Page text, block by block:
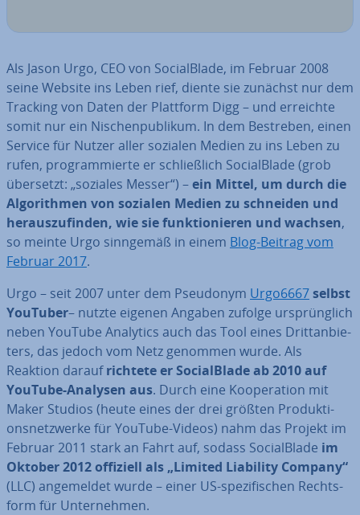
Als Jason Urgo, CEO von So­cial­Bla­de, im Februar 2008
seine Website ins Leben rief, diente sie zunächst nur dem
Tracking von Daten der Plattform Digg – und erreichte
somit nur ein Ni­schen­pu­bli­kum. In dem Bestreben, einen
Service für Nutzer aller sozialen Medien zu ins Leben zu
rufen, pro­gram­mier­te er schließ­lich So­cial­Bla­de (grob
übersetzt: „soziales Messer“) –ein Mittel, um durch die
Al­go­rith­men von sozialen Medien zu schneiden und
her­aus­zu­fin­den, wie sie funk­tio­nie­ren und wachsen,
so meinte Urgo sinngemäß in einem Blog-Beitrag vom
Februar 2017.
Urgo – seit 2007 unter dem Pseudonym Urgo6667selbst
YouTuber– nutzte eigenen Angaben zufolge ur­sprüng­lich
neben YouTube Analytics auch das Tool eines Dritt­an­bie­
ters, das jedoch vom Netz genommen wurde. Als
Reaktion daraufrichtete er So­cial­Bla­de ab 2010 auf
YouTube-Analysen aus. Durch eine Ko­ope­ra­ti­on mit
Maker Studios (heute eines der drei größten Pro­duk­ti­
ons­netz­wer­ke für YouTube-Videos) nahm das Projekt im
Februar 2011 stark an Fahrt auf, sodass So­cial­Bla­de im
Oktober 2012 offiziell als „Limited Liability Company“
(LLC) an­ge­mel­det wurde – einer US-spe­zi­fi­schen Rechts­
form für Un­ter­neh­men.